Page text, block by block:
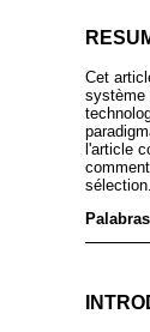
Cet
système
l'article
sélection.